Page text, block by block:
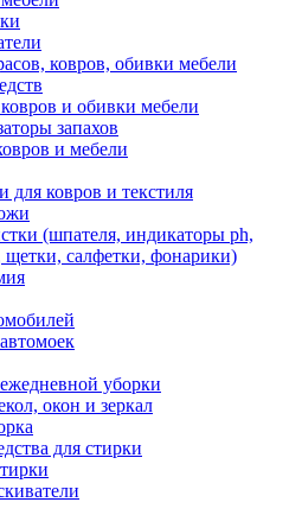
ковров, обивки мебели
и обивки мебели
запахов
и мебели
для ковров и текстиля
(шпателя, индикаторы ph,
щетки, салфетки, фонарики)
уборки
окон и зеркал
для стирки